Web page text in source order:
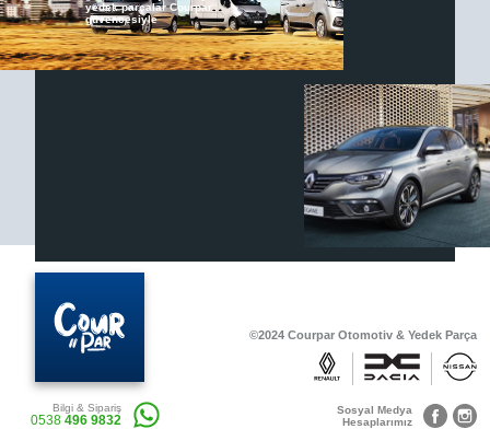
Otomobil, Suv, arazi ve ticari araçlar için
gerekli sarf malzemeler Courpar’da
3D baskı teknolojisiyle üretiyor,
müşterilerimize çözüm sunuyoruz.
Renault & Dacia Araçlarınızda
Yedek Parça Çözümleri için
En Güvenilir Destek Noktası
yedek parçalar Courpar
güvencesiyle
©2024 Courpar Otomotiv & Yedek Parça
Bilgi & Sipariş
0538 496 9832
Sosyal Medya
Hesaplarımız